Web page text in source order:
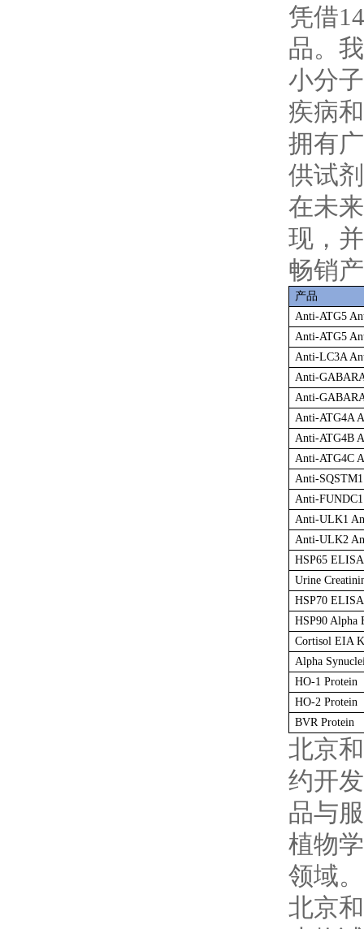
凭借
品。
小分
疾病
拥有
供试
在未
现，
畅销
产品
Anti-ATG5
Anti-ATG5
Anti-LC3A
Anti-
Anti-
Anti-ATG4A
Anti-ATG4B
Anti-ATG4C
Anti-
Anti-
Anti-ULK1
Anti-ULK2
HSP65
Urine
HSP70
HSP90 Alpha
Cortisol EIA
Alpha
HO-1 Protein
HO-2 Protein
BVR Protein
北京
约开
品与
植物
领域。
北京